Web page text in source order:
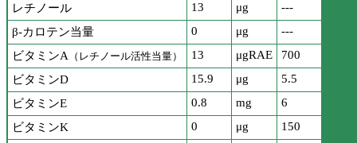
レチノール
13 μg
---
β-カロテン当量
0 μg
---
ビタミンA （レチノール活性当量） 13 μgRAE
700
ビタミンD
15.9 μg
5.5
ビタミンE
0.8 mg
6
ビタミンK
0 μg
150